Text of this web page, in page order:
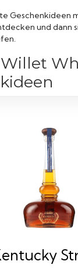
Geschenkideen
und dann